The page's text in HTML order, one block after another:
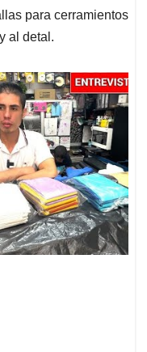
para cerramientos
al detal.